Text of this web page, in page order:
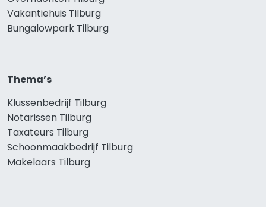
Vakantiehuis Tilburg
Bungalowpark Tilburg
Thema’s
Klussenbedrijf Tilburg
Notarissen Tilburg
Taxateurs Tilburg
Schoonmaakbedrijf Tilburg
Makelaars Tilburg